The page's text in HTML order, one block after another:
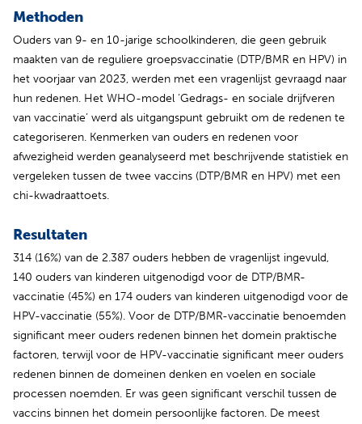
Methoden
Ouders van 9- en 10-jarige schoolkinderen, die geen gebruik
maakten van de reguliere groepsvaccinatie (DTP/BMR en HPV) in
het voorjaar van 2023, werden met een vragenlijst gevraagd naar
hun redenen. Het WHO-model ‘Gedrags- en sociale drijfveren
van vaccinatie’ werd als uitgangspunt gebruikt om de redenen te
categoriseren. Kenmerken van ouders en redenen voor
afwezigheid werden geanalyseerd met beschrijvende statistiek en
vergeleken tussen de twee vaccins (DTP/BMR en HPV) met een
chi-kwadraattoets.
Resultaten
314 (16%) van de 2.387 ouders hebben de vragenlijst ingevuld,
140 ouders van kinderen uitgenodigd voor de DTP/BMR-
vaccinatie (45%) en 174 ouders van kinderen uitgenodigd voor de
HPV-vaccinatie (55%). Voor de DTP/BMR-vaccinatie benoemden
significant meer ouders redenen binnen het domein praktische
factoren, terwijl voor de HPV-vaccinatie significant meer ouders
redenen binnen de domeinen denken en voelen en sociale
processen noemden. Er was geen significant verschil tussen de
vaccins binnen het domein persoonlijke factoren. De meest